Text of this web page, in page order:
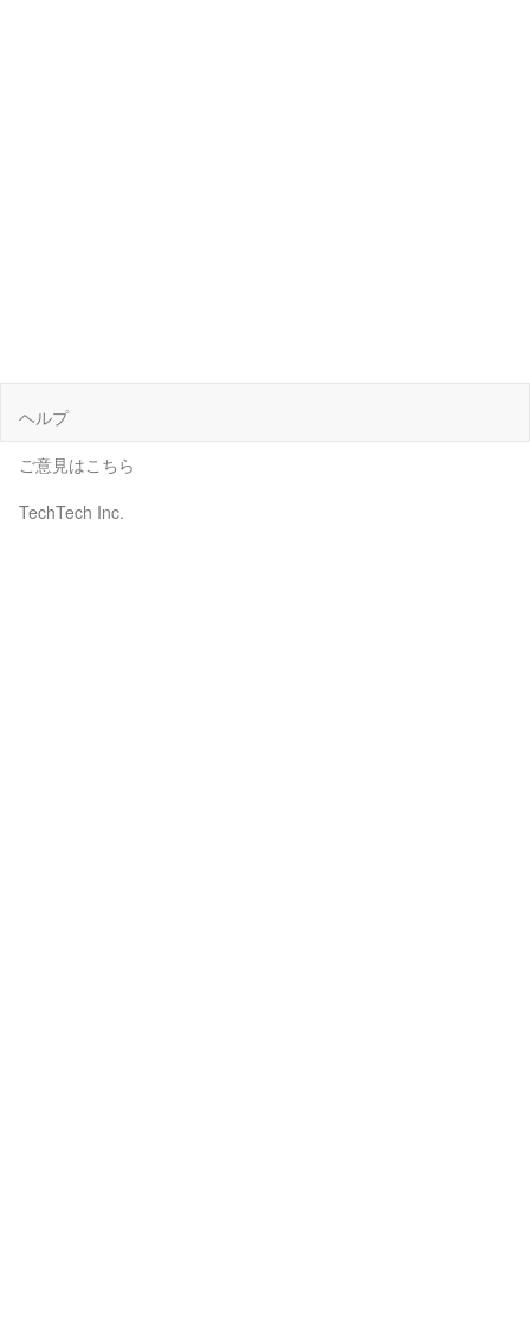
ヘルプ
ご意見はこちら
TechTech Inc.